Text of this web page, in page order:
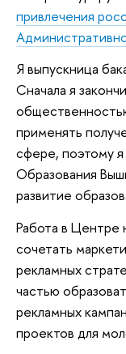
привлечения
Я выпускница
Сначала я
применять
сфере, поэтому
Образования
развитие
Работа в Центре
сочетать
рекламных
частью
рекламных
проектов для